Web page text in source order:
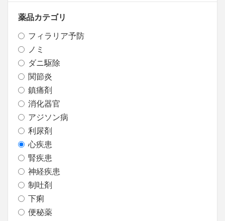
薬品カテゴリ
フィラリア予防
ノミ
ダニ駆除
関節炎
鎮痛剤
消化器官
アジソン病
利尿剤
心疾患
腎疾患
神経疾患
制吐剤
下痢
便秘薬